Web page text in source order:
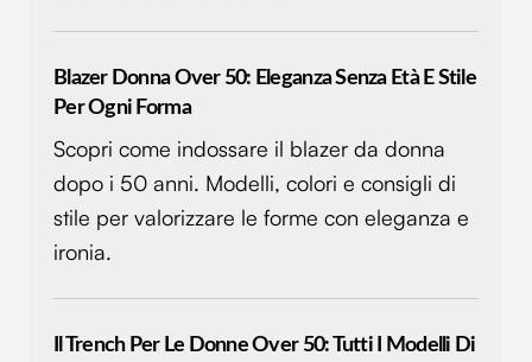
Blazer Donna Over 50: Eleganza Senza Età E Stile
Per Ogni Forma
Scopri come indossare il blazer da donna
dopo i 50 anni. Modelli, colori e consigli di
stile per valorizzare le forme con eleganza e
ironia.
Il Trench Per Le Donne Over 50: Tutti I Modelli Di